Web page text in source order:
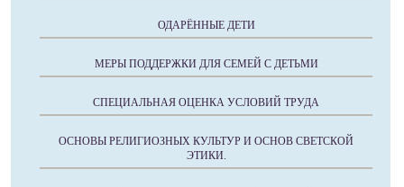
ОДАРЁННЫЕ ДЕТИ
МЕРЫ ПОДДЕРЖКИ ДЛЯ СЕМЕЙ С ДЕТЬМИ
СПЕЦИАЛЬНАЯ ОЦЕНКА УСЛОВИЙ ТРУДА
ОСНОВЫ РЕЛИГИОЗНЫХ КУЛЬТУР И ОСНОВ СВЕТСКОЙ
ЭТИКИ.